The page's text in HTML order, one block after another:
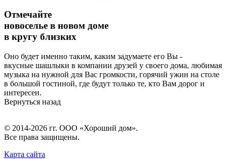
Отмечайте
новоселье в новом доме
в кругу близких
Оно будет именно таким, каким задумаете его Вы -
вкусные шашлыки в компании друзей у своего дома, любимая
музыка на нужной для Вас громкости, горячий ужин на столе
в большой гостиной, где будут только те, кто Вам дорог и
интересен.
Вернуться назад
© 2014-2026 гг. ООО «Хороший дом».
Все права защищены.
Карта сайта